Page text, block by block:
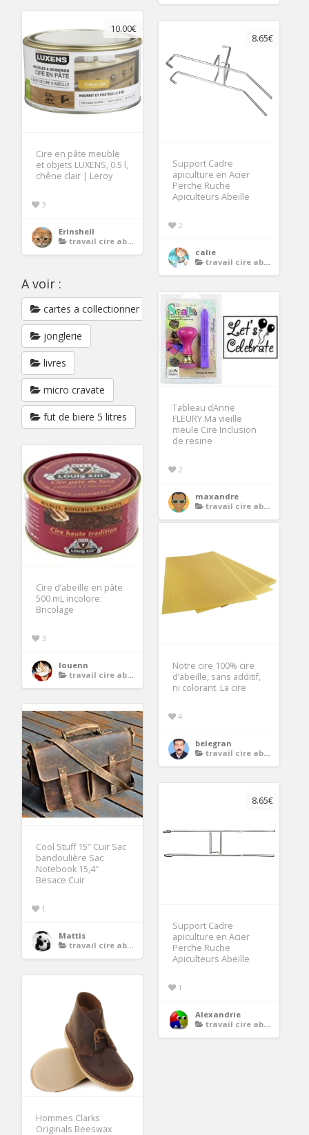
10.00€
Cire en pâte meuble
et objets LUXENS, 0.5 l,
chêne clair | Leroy
3
Erinshell
travail cire abeille
8.65€
Support Cadre
apiculture en Acier
Perche Ruche
Apiculteurs Abeille
2
calie
travail cire abeille
A voir :
cartes a collectionner
jonglerie
livres
micro cravate
fut de biere 5 litres
Tableau dAnne
FLEURY Ma vieille
meule Cire Inclusion
de resine
2
maxandre
travail cire abeille
Cire d’abeille en pâte
500 mL incolore:
Bricolage
3
louenn
travail cire abeille
Notre cire 100% cire
d’abeille, sans additif,
ni colorant. La cire
4
belegran
travail cire abeille
Cool Stuff 15″ Cuir Sac
bandoulière Sac
Notebook 15,4″
Besace Cuir
1
Mattis
travail cire abeille
8.65€
Support Cadre
apiculture en Acier
Perche Ruche
Apiculteurs Abeille
1
Alexandrie
travail cire abeille
Hommes Clarks
Originals Beeswax